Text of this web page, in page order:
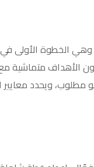
وهي الخطوة
الأهداف متماشية
ويحدد معايير